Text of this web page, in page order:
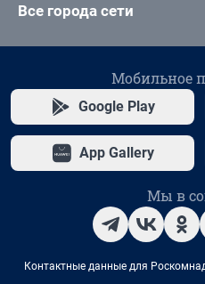
Все города сети
Мобильное
Google Play
App Gallery
Мы в
Контактные данные для